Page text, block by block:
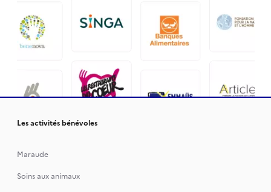
Les activités bénévoles
Maraude
Soins aux animaux